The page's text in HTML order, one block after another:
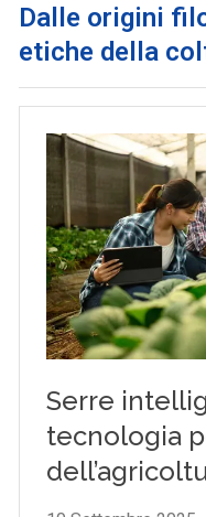
Dalle origini
etiche della